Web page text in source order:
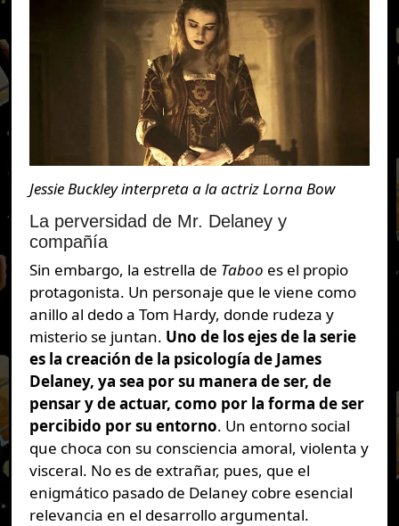
Jessie Buckley interpreta a la actriz Lorna Bow
La perversidad de Mr. Delaney y
compañía
Sin embargo, la estrella de Taboo es el propio
protagonista. Un personaje que le viene como
anillo al dedo a Tom Hardy, donde rudeza y
misterio se juntan. Uno de los ejes de la serie
es la creación de la psicología de James
Delaney, ya sea por su manera de ser, de
pensar y de actuar, como por la forma de ser
percibido por su entorno. Un entorno social
que choca con su consciencia amoral, violenta y
visceral. No es de extrañar, pues, que el
enigmático pasado de Delaney cobre esencial
relevancia en el desarrollo argumental.